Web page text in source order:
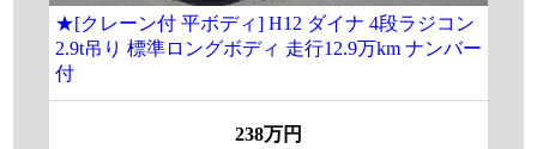
★[クレーン付 平ボディ] H12 ダイナ 4段ラジコン
2.9t吊り 標準ロングボディ 走行12.9万km ナンバー
付
238万円